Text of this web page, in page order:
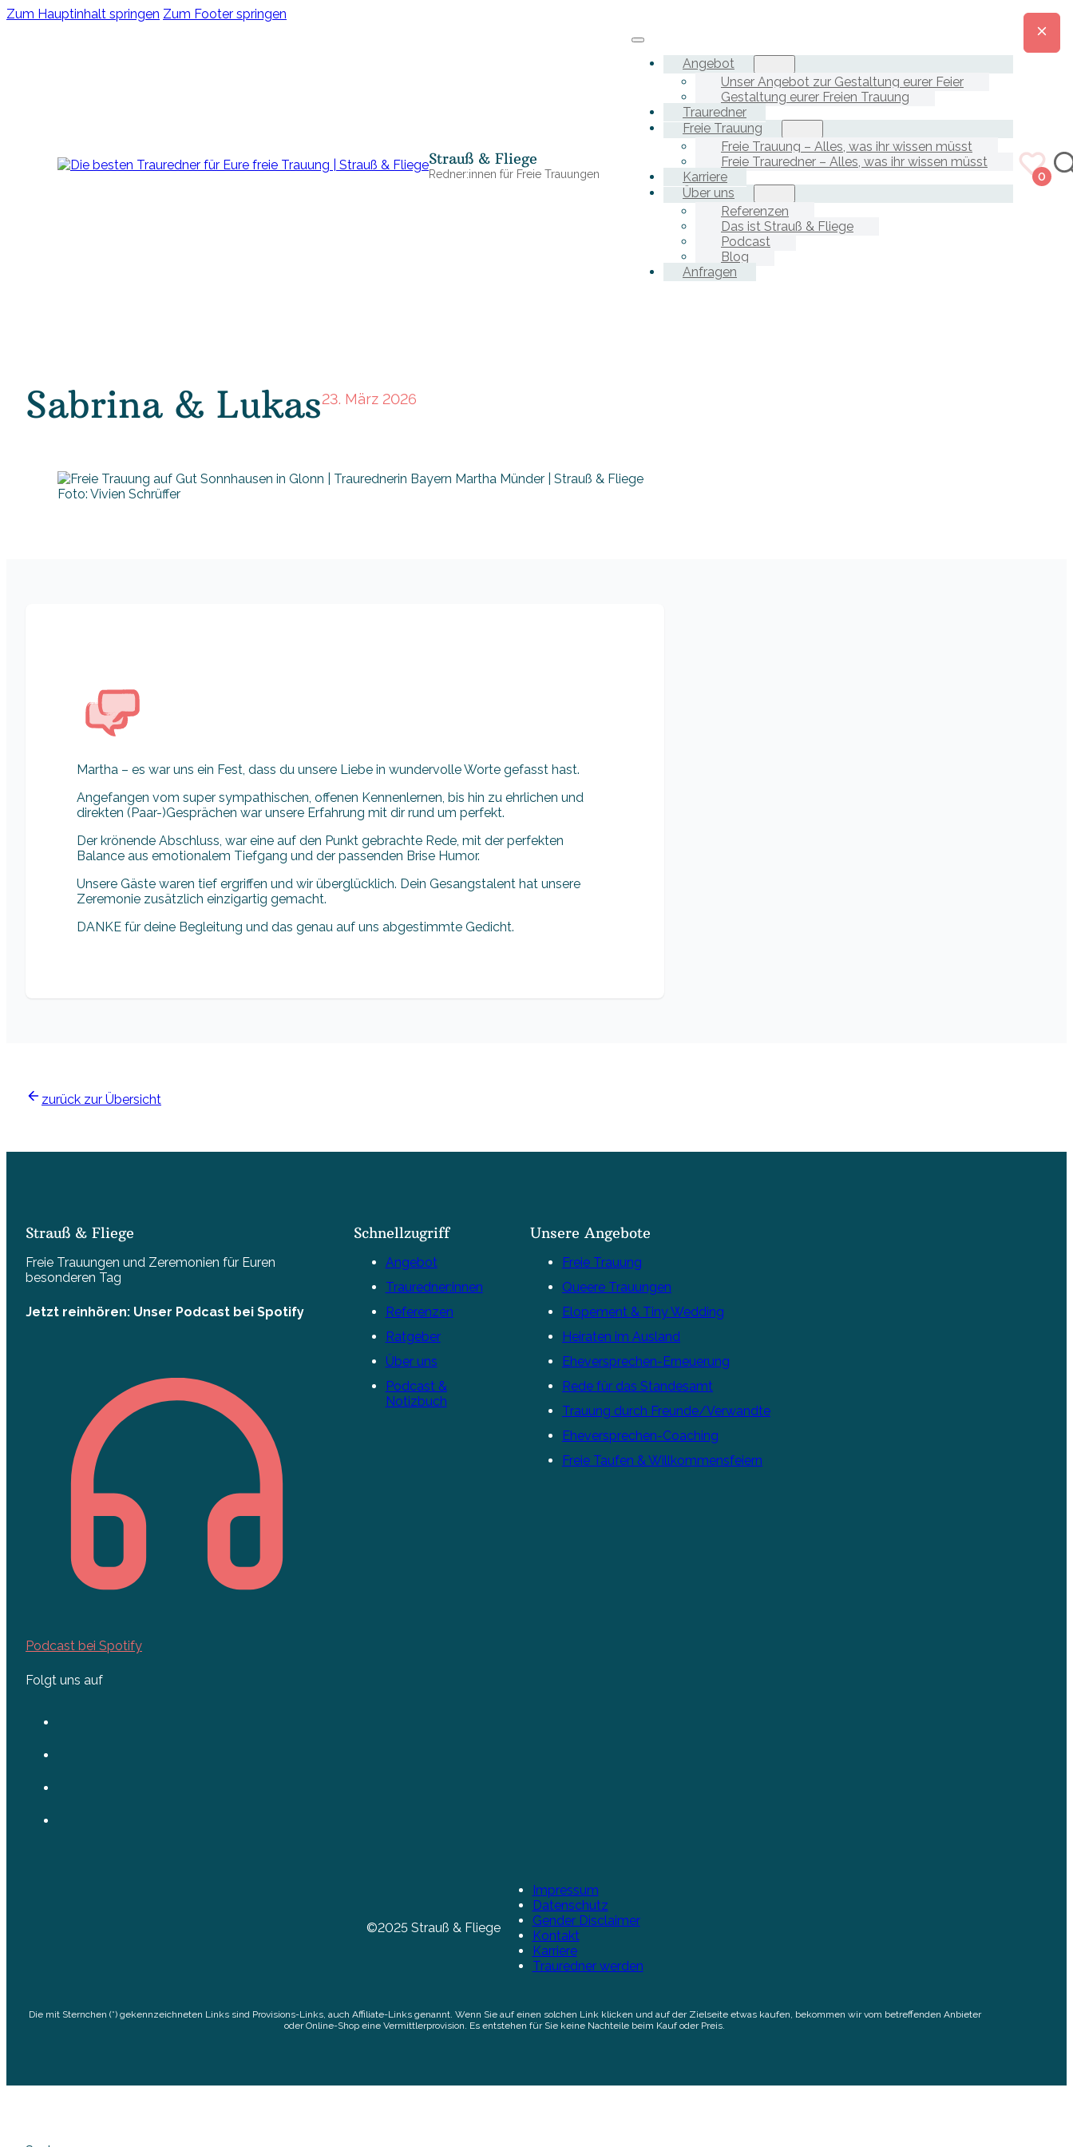
Zum Hauptinhalt springen Zum Footer springen
Strauß & Fliege
Redner:innen für Freie Trauungen
Angebot
Unser Angebot zur Gestaltung eurer Feier
Gestaltung eurer Freien Trauung
Trauredner
Freie Trauung
Freie Trauung – Alles, was ihr wissen müsst
Freie Trauredner – Alles, was ihr wissen müsst
Karriere
Über uns
Referenzen
Das ist Strauß & Fliege
Podcast
Blog
Anfragen
0
Sabrina & Lukas23. März 2026
Foto: Vivien Schrüffer
Martha – es war uns ein Fest, dass du unsere Liebe in wundervolle Worte gefasst hast.
Angefangen vom super sympathischen, offenen Kennenlernen, bis hin zu ehrlichen und
direkten (Paar-)Gesprächen war unsere Erfahrung mit dir rund um perfekt.
Der krönende Abschluss, war eine auf den Punkt gebrachte Rede, mit der perfekten
Balance aus emotionalem Tiefgang und der passenden Brise Humor.
Unsere Gäste waren tief ergriffen und wir überglücklich. Dein Gesangstalent hat unsere
Zeremonie zusätzlich einzigartig gemacht.
DANKE für deine Begleitung und das genau auf uns abgestimmte Gedicht.
zurück zur Übersicht
Strauß & Fliege
Freie Trauungen und Zeremonien für Euren
besonderen Tag
Jetzt reinhören: Unser Podcast bei Spotify
Podcast bei Spotify
Folgt uns auf
Schnellzugriff
Angebot
Trauredner:innen
Referenzen
Ratgeber
Über uns
Podcast &
Notizbuch
Unsere Angebote
Freie Trauung
Queere Trauungen
Elopement & Tiny Wedding
Heiraten im Ausland
Eheversprechen-Erneuerung
Rede für das Standesamt
Trauung durch Freunde/Verwandte
Eheversprechen-Coaching
Freie Taufen & Willkommensfeiern
©2025 Strauß & Fliege
Impressum
Datenschutz
Gender Disclaimer
Kontakt
Karriere
Trauredner werden
Die mit Sternchen (*) gekennzeichneten Links sind Provisions-Links, auch Affiliate-Links genannt. Wenn Sie auf einen solchen Link klicken und auf der Zielseite etwas kaufen, bekommen wir vom betreffenden Anbieter
oder Online-Shop eine Vermittlerprovision. Es entstehen für Sie keine Nachteile beim Kauf oder Preis.